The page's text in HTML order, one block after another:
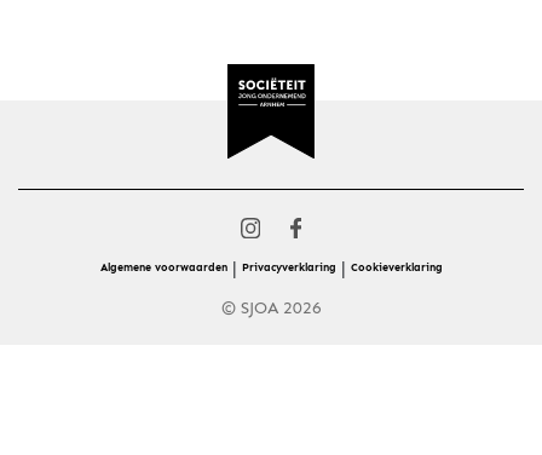
© SJOA 2026
Algemene voorwaarden | Privacyverklaring | Cookieverklaring